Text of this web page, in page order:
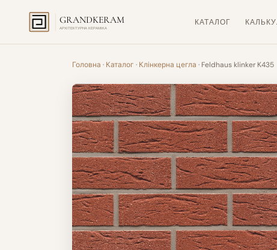
GRANDKERAM
АРХІТЕКТУРНА КЕРАМІКА
КАТАЛОГ
Головна · Каталог · Клінкерна цегла · Feldhaus klinker K435